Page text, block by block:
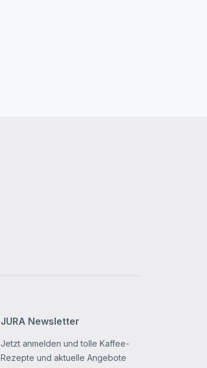
JURA Newsletter
Jetzt anmelden und tolle Kaffee-
Rezepte und aktuelle Angebote